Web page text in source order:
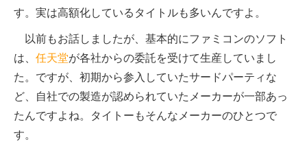
す。実は高額化しているタイトルも多いんですよ。
以前もお話しましたが、基本的にファミコンのソフト
は、 任天堂が各社からの委託を受けて生産していまし
た。ですが、初期から参入していたサードパーティな
ど、自社での製造が認められていたメーカーが一部あっ
たんですよね。タイトーもそんなメーカーのひとつで
す。